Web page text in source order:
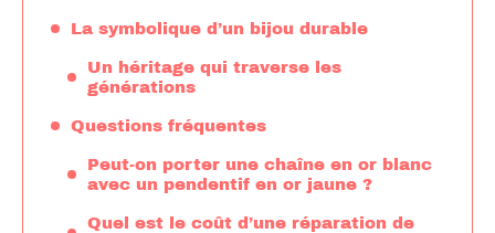
La symbolique d’un bijou durable
Un héritage qui traverse les
générations
Questions fréquentes
Peut-on porter une chaîne en or blanc
avec un pendentif en or jaune ?
Quel est le coût d’une réparation de